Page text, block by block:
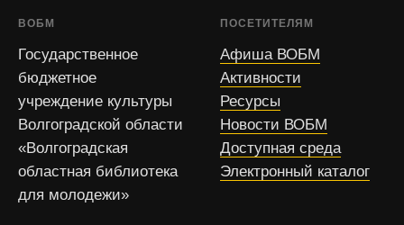
ВОБМ
Государственное
бюджетное
учреждение культуры
Волгоградской области
«Волгоградская
областная библиотека
для молодежи»
ПОСЕТИТЕЛЯМ
Афиша ВОБМ
Активности
Ресурсы
Новости ВОБМ
Доступная среда
Электронный каталог